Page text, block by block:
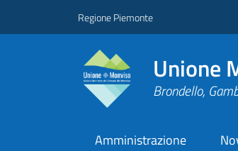
Regione Piemonte
Unione
Brondello,
Amministrazione